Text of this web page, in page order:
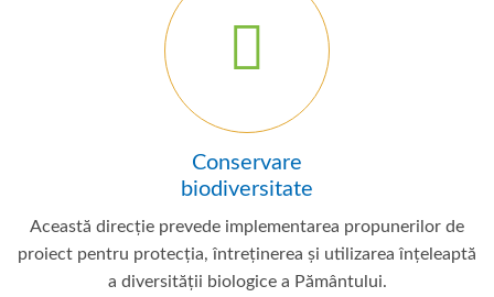
Conservare
biodiversitate
Această direcție prevede implementarea propunerilor de
proiect pentru protecția, întreținerea și utilizarea înțeleaptă
a diversității biologice a Pământului.